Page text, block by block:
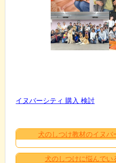
イヌバーシティ 購入 検討
犬のしつけ教材のイヌバ
犬のしつけに悩んでい